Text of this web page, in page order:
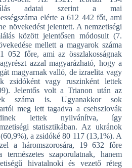
adatai szerint a mai
elérte a 612 442 főt, ami
növekedést jelentett. A nemzetiségi
között jelentősen módosult (7.
mellett a magyarok száma
052 főre, ami az összlakosságnak
azzal magyarázható, hogy a
magyarnak valló, de izraelita vagy
zsidóként vagy ruszinként lettek
Jelentős volt a Trianon után az
száma is. Ugyanakkor sok
meg lett tagadva a csehszlovák
lettek nyilvánítva, így
statisztikában. Az ukránok
a zsidóké 80 117 (13,1%). A
a háromszorosára, 19 632 főre
szaporulatnak, hanem
hivatalnoki és vezető réteg